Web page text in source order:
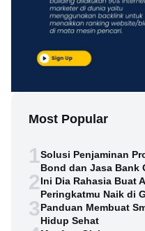
Most Popular
1Solusi Penjaminan
Bond dan Jasa Bank
2Ini Dia Rahasia Buat
Peringkatmu Naik di
3Panduan Membuat
Hidup Sehat